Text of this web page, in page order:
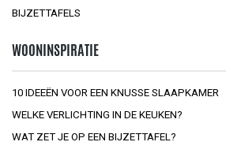
BIJZETTAFELS
WOONINSPIRATIE
10 IDEEËN VOOR EEN KNUSSE SLAAPKAMER
WELKE VERLICHTING IN DE KEUKEN?
WAT ZET JE OP EEN BIJZETTAFEL?